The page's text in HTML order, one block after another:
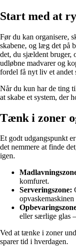
Start med at
Før du kan organisere,
skabene, og læg det på
det, du sjældent bruger,
udløbne madvarer og
fordel få nyt liv et andet
Når du kun har de ting
at skabe et system, der
Tænk i zoner
Et godt udgangspunkt
det nemmere at finde
igen.
komfuret.
Serveringszone:
eller særlige glas
Ved at tænke i zoner
sparer tid i hverdagen.